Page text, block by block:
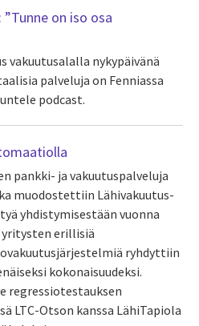
on iso osa
vakuutusalalla nykypäivänä
palveluja on Fenniassa
podcast.
pankki- ja vakuutuspalveluja
muodostettiin Lähivakuutus-
yhdistymisestään vuonna
yritysten erillisiä
ryhdyttiin
kokonaisuudeksi.
regressiotestauksen
LTC-Otson kanssa LähiTapiola